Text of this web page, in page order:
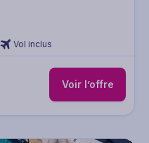
Vol inclus
Voir l’offre